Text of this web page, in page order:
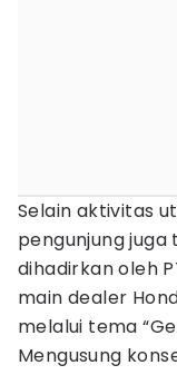
Selain aktivitas
pengunjung
dihadirkan oleh
main dealer
melalui tema
Mengusung